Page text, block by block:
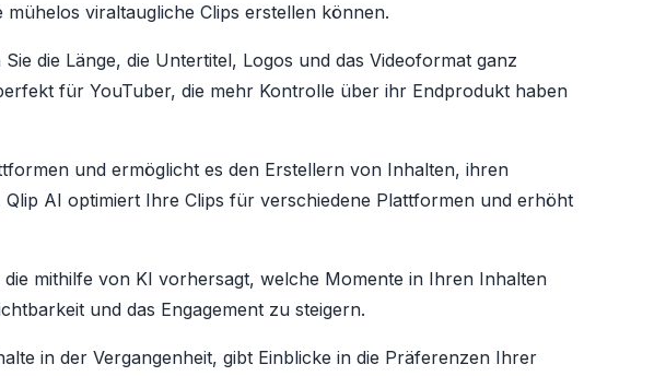
viraltaugliche Clips erstellen können.
die Länge, die Untertitel, Logos und das Videoformat ganz
für YouTuber, die mehr Kontrolle über ihr Endprodukt haben
und ermöglicht es den Erstellern von Inhalten, ihren
AI optimiert Ihre Clips für verschiedene Plattformen und erhöht
mithilfe von KI vorhersagt, welche Momente in Ihren Inhalten
und das Engagement zu steigern.
in der Vergangenheit, gibt Einblicke in die Präferenzen Ihrer